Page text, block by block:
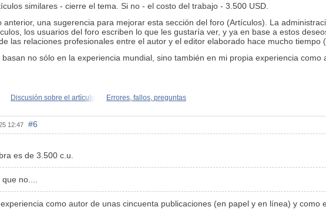
similares - cierre el tema. Si no - el costo del trabajo - 3.500 USD.
anterior, una sugerencia para mejorar esta sección del foro (Artículos). La
los usuarios del foro escriben lo que les gustaría ver, y ya en base a estos
las relaciones profesionales entre el autor y el editor elaborado hace mucho
no sólo en la experiencia mundial, sino también en mi propia experiencia
Discusión sobre el artículo Errores, fallos, preguntas
12:47 #6
es de 3.500 c.u.
no....
como autor de unas cincuenta publicaciones (en papel y en línea) y como